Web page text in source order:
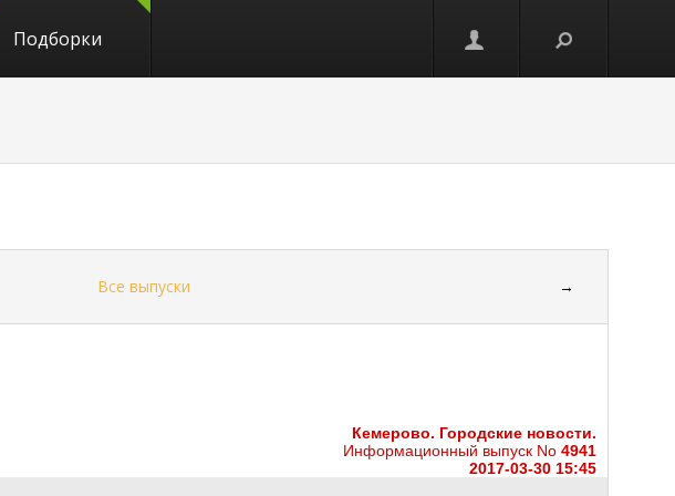
Подборки
Все выпуски →
Кемерово. Городские новости.
Информационный выпуск No 4941
2017-03-30 15:45